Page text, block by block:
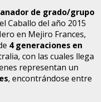
de grado/grupo
Caballo del año 2015
en Mejiro Frances,
4 generaciones en
con las cuales llega
representan un
, encontrándose entre